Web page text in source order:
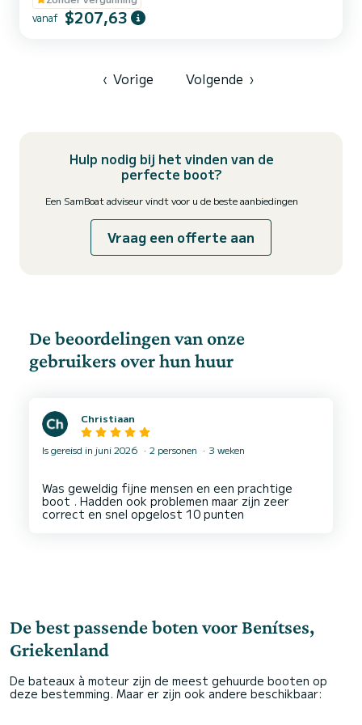
vanaf $207,63
‹ Vorige Volgende ›
Hulp nodig bij het vinden van de
perfecte boot?
Een SamBoat adviseur vindt voor u de beste aanbiedingen
Vraag een offerte aan
De beoordelingen van onze
gebruikers over hun huur
Christiaan
Is gereisd in juni 2026 2 personen 3 weken
Was geweldig fijne mensen en een prachtige
boot . Hadden ook problemen maar zijn zeer
De best passende boten voor Benítses,
Griekenland
De bateaux à moteur zijn de meest gehuurde booten op
deze bestemming. Maar er zijn ook andere beschikbaar: